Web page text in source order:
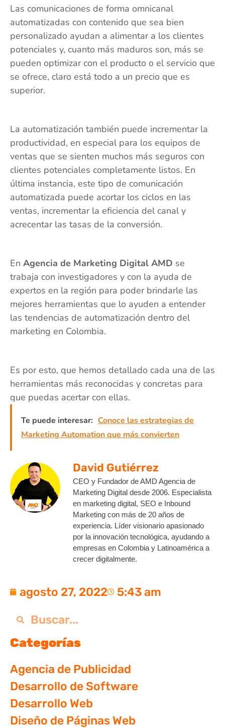
Las comunicaciones de forma omnicanal
automatizadas con contenido que sea bien
personalizado ayudan a alimentar a los clientes
potenciales y, cuanto más maduros son, más se
pueden optimizar con el producto o el servicio que
se ofrece, claro está todo a un precio que es
superior.
La automatización también puede incrementar la
productividad, en especial para los equipos de
ventas que se sienten muchos más seguros con
clientes potenciales completamente listos. En
última instancia, este tipo de comunicación
automatizada puede acortar los ciclos en las
ventas, incrementar la eficiencia del canal y
acrecentar las tasas de la conversión.
En Agencia de Marketing Digital AMD se
trabaja con investigadores y con la ayuda de
expertos en la región para poder brindarle las
mejores herramientas que lo ayuden a entender
las tendencias de automatización dentro del
marketing en Colombia.
Es por esto, que hemos detallado cada una de las
herramientas más reconocidas y concretas para
que puedas acertar con ellas.
Te puede interesar: Conoce las estrategias de
Marketing Automation que más convierten
David Gutiérrez
CEO y Fundador de AMD Agencia de
Marketing Digital desde 2006. Especialista
en marketing digital, SEO e Inbound
Marketing con más de 20 años de
experiencia. Líder visionario apasionado
por la innovación tecnológica, ayudando a
empresas en Colombia y Latinoamérica a
crecer digitalmente.
agosto 27, 2022 5:43 am
Categorías
Agencia de Publicidad
Desarrollo de Software
Desarrollo Web
Diseño de Páginas Web